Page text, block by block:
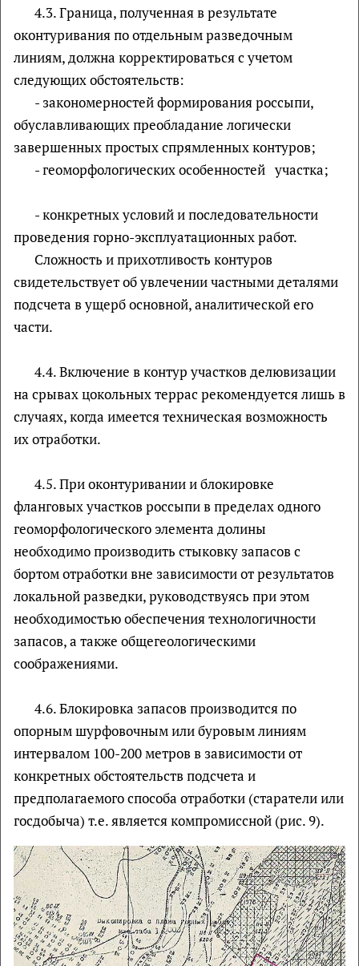
4.3. Граница, полученная в результате
оконтуривания по отдельным разведочным
линиям, должна корректироваться с учетом
следующих обстоятельств:
- закономерностей формирования россыпи,
обуславливающих преобладание логически
завершенных простых спрямленных контуров;
- геоморфологических особенностей участка;
- конкретных условий и последовательности
проведения горно-эксплуатационных работ.
Сложность и прихотливость контуров
свидетельствует об увлечении частными деталями
подсчета в ущерб основной, аналитической его
части.
4.4. Включение в контур участков делювизации
на срывах цокольных террас рекомендуется лишь в
случаях, когда имеется техническая возможность
их отработки.
4.5. При оконтуривании и блокировке
фланговых участков россыпи в пределах одного
геоморфологического элемента долины
необходимо производить стыковку запасов с
бортом отработки вне зависимости от результатов
локальной разведки, руководствуясь при этом
необходимостью обеспечения технологичности
запасов, а также общегеологическими
соображениями.
4.6. Блокировка запасов производится по
опорным шурфовочным или буровым линиям
интервалом 100-200 метров в зависимости от
конкретных обстоятельств подсчета и
предполагаемого способа отработки (старатели или
госдобыча) т.е. является компромиссной (рис. 9).